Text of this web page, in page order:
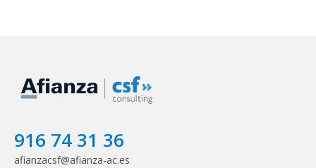
916 74 31 36
afianzacsf@afianza-ac.es